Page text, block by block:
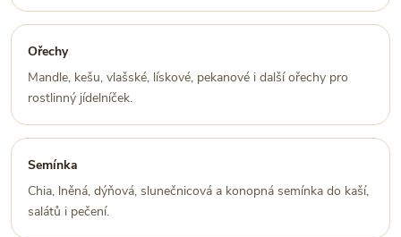
Ořechy
Mandle, kešu, vlašské, lískové, pekanové i další ořechy pro
rostlinný jídelníček.
Semínka
Chia, lněná, dýňová, slunečnicová a konopná semínka do kaší,
salátů i pečení.